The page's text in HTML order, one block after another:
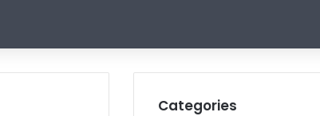
Categories